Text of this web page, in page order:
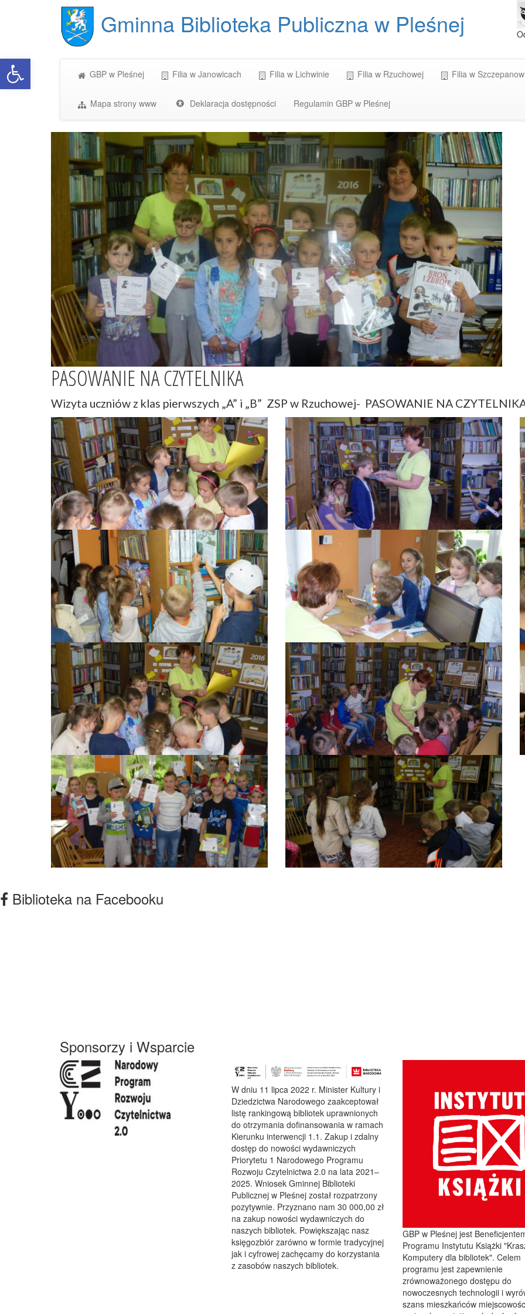
Open toolbar
Gminna Biblioteka Publiczna w Pleśnej
GBP w Pleśnej Filia w Janowicach Filia w Lichwinie Filia w Rzuchowej Filia w
Mapa strony www Deklaracja dostępności Regulamin GBP w Pleśnej
PASOWANIE NA CZYTELNIKA
Wizyta uczniów z klas pierwszych „A” i „B” ZSP w Rzuchowej- PASOWANIE NA
Biblioteka na Facebooku
Sponsorzy i Wsparcie
W dniu 11 lipca 2022 r. Minister Kultury i
Dziedzictwa Narodowego zaakceptował
listę rankingową bibliotek uprawnionych
do otrzymania dofinansowania w ramach
Kierunku interwencji 1.1. Zakup i zdalny
dostęp do nowości wydawniczych
Priorytetu 1 Narodowego Programu
Rozwoju Czytelnictwa 2.0 na lata 2021–
2025. Wniosek Gminnej Biblioteki
Publicznej w Pleśnej został rozpatrzony
pozytywnie. Przyznano nam 30 000,00 zł
na zakup nowości wydawniczych do
naszych bibliotek. Powiększając nasz
księgozbiór zarówno w formie tradycyjnej
jak i cyfrowej zachęcamy do korzystania
z zasobów naszych bibliotek.
GBP w Pleśnej jest
Programu Instytutu Książki
Komputery dla bibliotek". Celem
programu jest zapewnienie
zrównoważonego dostępu do
nowoczesnych technologii i
szans mieszkańców